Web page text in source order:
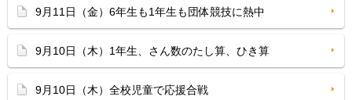
9月11日（金）6年生も1年生も団体競技に熱中
9月10日（木）1年生、さん数のたし算、ひき算
9月10日（木）全校児童で応援合戦